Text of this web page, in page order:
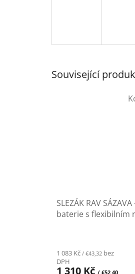
Související
SLEZÁK RAV
baterie s flexibilním
produktu
je
1 083 Kč / €43,32 bez
DPH
1 310 Kč / €52,40